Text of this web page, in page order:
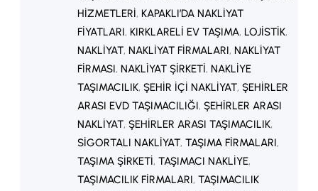
HIZMETLERI, KAPAKLI’DA NAKLIYAT
FIYATLARI, KIRKLARELI EV TAŞIMA, LOJISTIK
NAKLIYAT, NAKLIYAT FIRMALARI, NAKLIYAT
FIRMASI, NAKLIYAT ŞIRKETI, NAKLIYE
TAŞIMACILIK, ŞEHIR IÇI NAKLIYAT, ŞEHIRLER
ARASI EVD TAŞIMACILIĞI, ŞEHIRLER ARASI
NAKLIYAT, ŞEHIRLER ARASI TAŞIMACILIK
SIGORTALI NAKLIYAT, TAŞIMA FIRMALARI
TAŞIMA ŞIRKETI, TAŞIMACI NAKLIYE
TAŞIMACILIK FIRMALARI, TAŞIMACILIK